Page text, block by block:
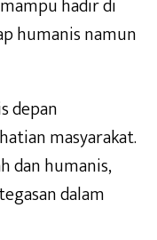
hadir di
humanis namun
depan
masyarakat.
dan humanis,
dalam